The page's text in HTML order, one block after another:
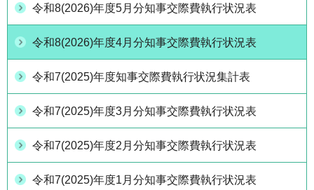
令和8(2026)年度5月分知事交際費執行状況表
令和8(2026)年度4月分知事交際費執行状況表
令和7(2025)年度知事交際費執行状況集計表
令和7(2025)年度3月分知事交際費執行状況表
令和7(2025)年度2月分知事交際費執行状況表
令和7(2025)年度1月分知事交際費執行状況表